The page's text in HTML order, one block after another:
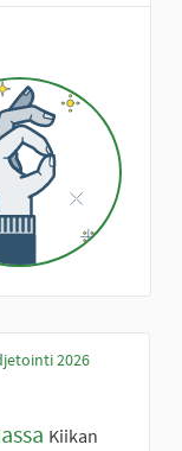
2026
Kiikan